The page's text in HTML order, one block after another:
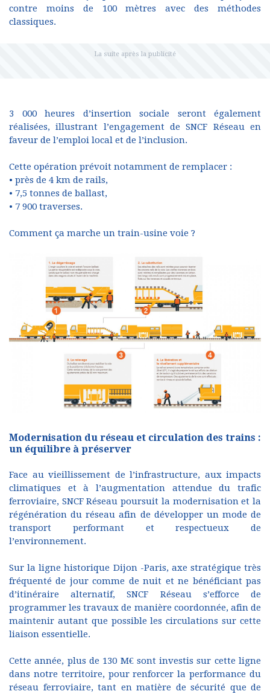
contre moins de 100 mètres avec des méthodes
classiques.
3 000 heures d’insertion sociale seront également
réalisées, illustrant l’engagement de SNCF Réseau en
faveur de l’emploi local et de l’inclusion.
Cette opération prévoit notamment de remplacer :
• près de 4 km de rails,
• 7,5 tonnes de ballast,
• 7 900 traverses.
Comment ça marche un train-usine voie ?
Modernisation du réseau et circulation des trains :
un équilibre à préserver
Face au vieillissement de l’infrastructure, aux impacts
climatiques et à l’augmentation attendue du trafic
ferroviaire, SNCF Réseau poursuit la modernisation et la
régénération du réseau afin de développer un mode de
transport performant et respectueux de
l’environnement.
Sur la ligne historique Dijon -Paris, axe stratégique très
fréquenté de jour comme de nuit et ne bénéficiant pas
d’itinéraire alternatif, SNCF Réseau s’efforce de
programmer les travaux de manière coordonnée, afin de
maintenir autant que possible les circulations sur cette
liaison essentielle.
Cette année, plus de 130 M€ sont investis sur cette ligne
dans notre territoire, pour renforcer la performance du
réseau ferroviaire, tant en matière de sécurité que de